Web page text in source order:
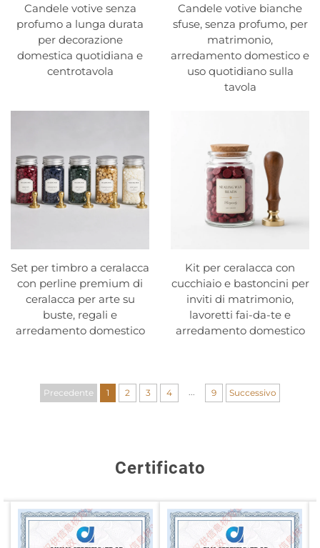
Candele votive senza
profumo a lunga durata
per decorazione
domestica quotidiana e
centrotavola
Candele votive bianche
sfuse, senza profumo, per
matrimonio,
arredamento domestico e
uso quotidiano sulla
tavola
Set per timbro a ceralacca
con perline premium di
ceralacca per arte su
buste, regali e
arredamento domestico
Kit per ceralacca con
cucchiaio e bastoncini per
inviti di matrimonio,
lavoretti fai-da-te e
arredamento domestico
Precedente 1 2 3 4 9 Successivo
Certificato